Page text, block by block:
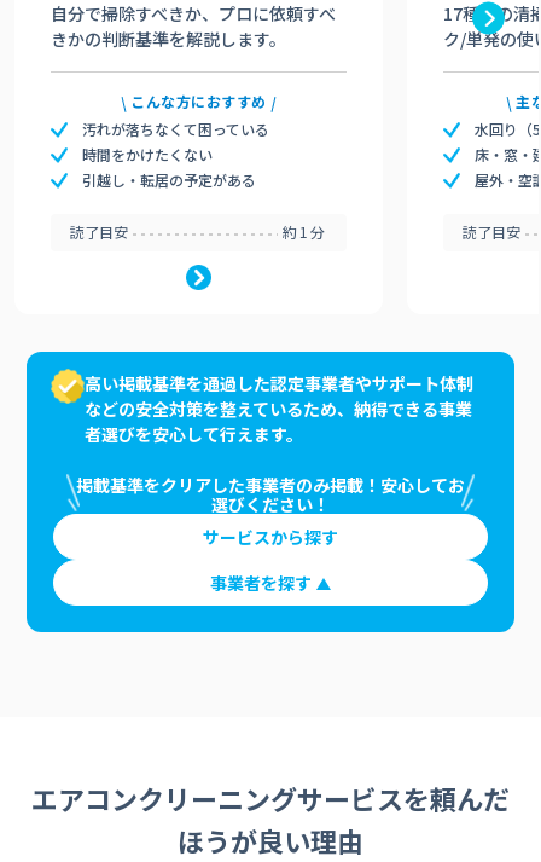
自分で掃除すべきか、プロに依頼すべ
きかの判断基準を解説します。
こんな方におすすめ
汚れが落ちなくて困っている
時間をかけたくない
引越し・転居の予定がある
読了目安 約1分
17種類の清
ク/単発の使
主
水回り（
床・窓・
屋外・空
読了目安
高い掲載基準を通過した認定事業者やサポート体制
などの安全対策を整えているため、納得できる事業
者選びを安心して行えます。
掲載基準をクリアした事業者のみ掲載！安心してお
選びください！
サービスから探す
事業者を探す
エアコンクリーニングサービスを頼んだ
ほうが良い理由